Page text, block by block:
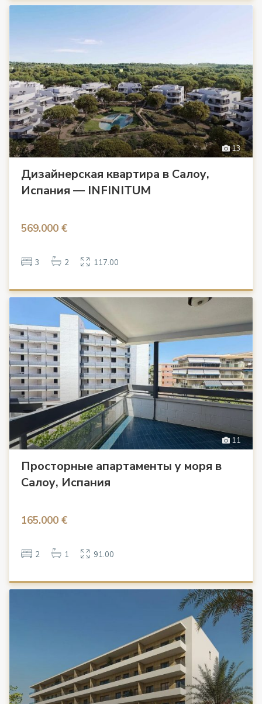
13
Дизайнерская квартира в Салоу,
Испания — INFINITUM
569.000 €
3 2 117.00
11
Просторные апартаменты у моря в
Салоу, Испания
165.000 €
2 1 91.00